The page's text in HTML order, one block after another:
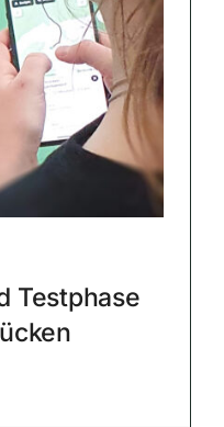
Testphase